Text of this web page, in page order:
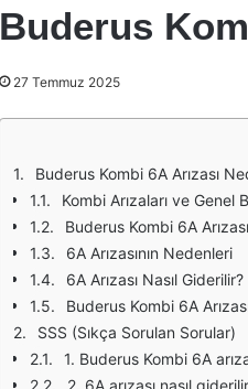
Buderus
27 Temmuz 2025
Buderus Kombi 6A Arızası
Kombi Arızaları ve Genel
Buderus Kombi 6A
6A Arızasının Nedenleri
6A Arızası Nasıl Giderilir?
Buderus Kombi 6A
SSS (Sıkça Sorulan Sorular)
1. Buderus Kombi 6A
2. 6A arızası nasıl